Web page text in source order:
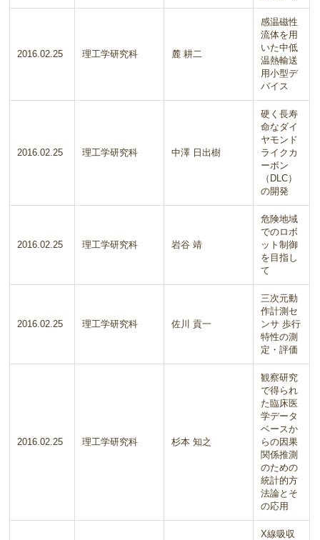
2016.02.25 理工学研究科 麓 耕二
感温磁性
流体を用
いた中低
温熱輸送
用小型デ
バイス
2016.02.25 理工学研究科 中澤 日出樹
硬く長寿
命なダイ
ヤモンド
ライクカ
ーボン
（DLC）
の開発
2016.02.25 理工学研究科 岩谷 靖
危険地域
でのロボ
ット制御
を目指し
て
2016.02.25 理工学研究科 佐川 貢一
三次元動
作計測セ
ンサ 歩行
特性の測
定・評価
2016.02.25 理工学研究科 杉本 知之
観察研究
で得られ
た臨床医
学データ
ベースか
らの因果
関係推測
のための
統計的方
法論とそ
の応用
X線吸収